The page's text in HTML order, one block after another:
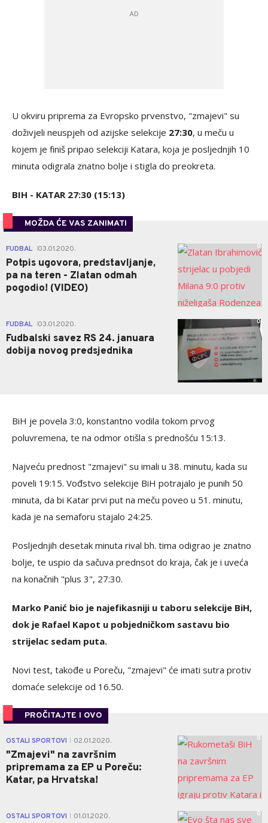
U okviru priprema za Evropsko prvenstvo, "zmajevi" su
doživjeli neuspjeh od azijske selekcije 27:30, u meču u
kojem je finiš pripao selekciji Katara, koja je posljednjih 10
minuta odigrala znatno bolje i stigla do preokreta.
BIH - KATAR 27:30 (15:13)
MOŽDA ĆE VAS ZANIMATI
FUDBAL 03.01.2020.
Potpis ugovora, predstavljanje,
pa na teren - Zlatan odmah
pogodio! (VIDEO)
0
FUDBAL 03.01.2020.
Fudbalski savez RS 24. januara
dobija novog predsjednika
0
BiH je povela 3:0, konstantno vodila tokom prvog
poluvremena, te na odmor otišla s prednošću 15:13.
Najveću prednost "zmajevi" su imali u 38. minutu, kada su
poveli 19:15. Vođstvo selekcije BiH potrajalo je punih 50
minuta, da bi Katar prvi put na meču poveo u 51. minutu,
kada je na semaforu stajalo 24:25.
Posljednjih desetak minuta rival bh. tima odigrao je znatno
bolje, te uspio da sačuva prednsot do kraja, čak je i uveća
na konačnih "plus 3", 27:30.
Marko Panić bio je najefikasniji u taboru selekcije BiH,
dok je Rafael Kapot u pobjedničkom sastavu bio
strijelac sedam puta.
Novi test, takođe u Poreču, "zmajevi" će imati sutra protiv
domaće selekcije od 16.50.
PROČITAJTE I OVO
OSTALI SPORTOVI 02.01.2020.
"Zmajevi" na završnim
pripremama za EP u Poreču:
Katar, pa Hrvatska!
0
OSTALI SPORTOVI 01.01.2020. 0